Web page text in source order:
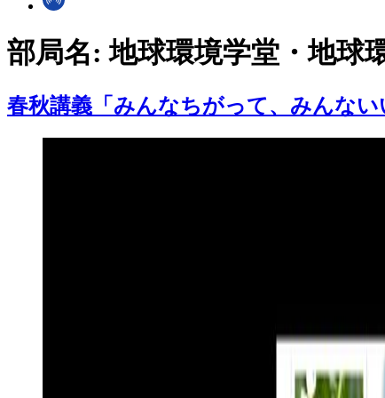
部局名:地球環境学堂・地球
春秋講義「みんなちがって、みんない